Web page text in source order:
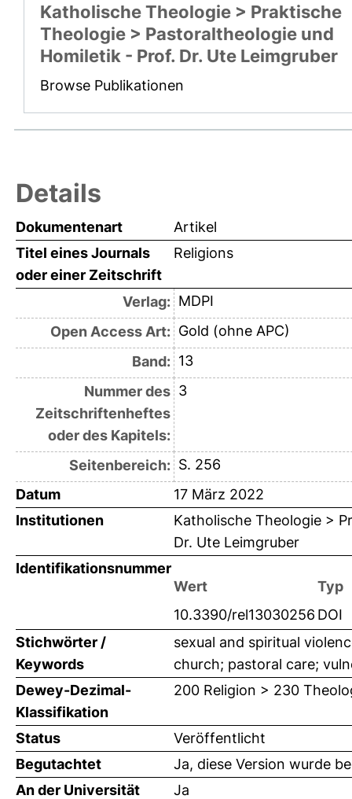
Katholische Theologie > Praktische
Theologie > Pastoraltheologie und
Homiletik - Prof. Dr. Ute Leimgruber
Browse Publikationen
Details
Dokumentenart
Artikel
Titel eines Journals
oder einer Zeitschrift
Religions
Verlag: MDPI
Open Access Art: Gold (ohne APC)
Band: 13
Nummer des
Zeitschriftenheftes
oder des Kapitels:
3
Seitenbereich: S. 256
Datum
17 März 2022
Institutionen
Katholische Theologie >
Dr. Ute Leimgruber
Identifikationsnummer
Wert
Typ
10.3390/rel13030256 DOI
Stichwörter /
Keywords
sexual and spiritual
church; pastoral care;
Dewey-Dezimal-
Klassifikation
200 Religion > 230
Status
Veröffentlicht
Begutachtet
Ja, diese Version wurde
An der Universität
Ja